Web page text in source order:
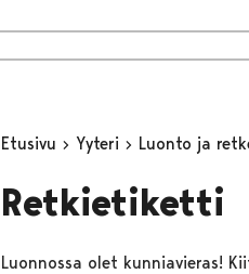
Etusivu Yyteri Luonto ja
Retkietiketti
Luonnossa olet kunniavieras!